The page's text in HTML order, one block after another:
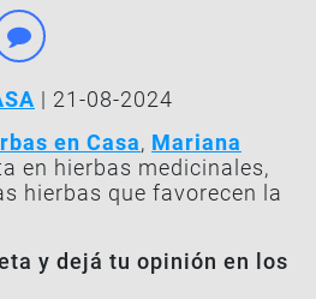
| 21-08-2024
en Casa, Mariana
en hierbas medicinales,
hierbas que favorecen la
y dejá tu opinión en los